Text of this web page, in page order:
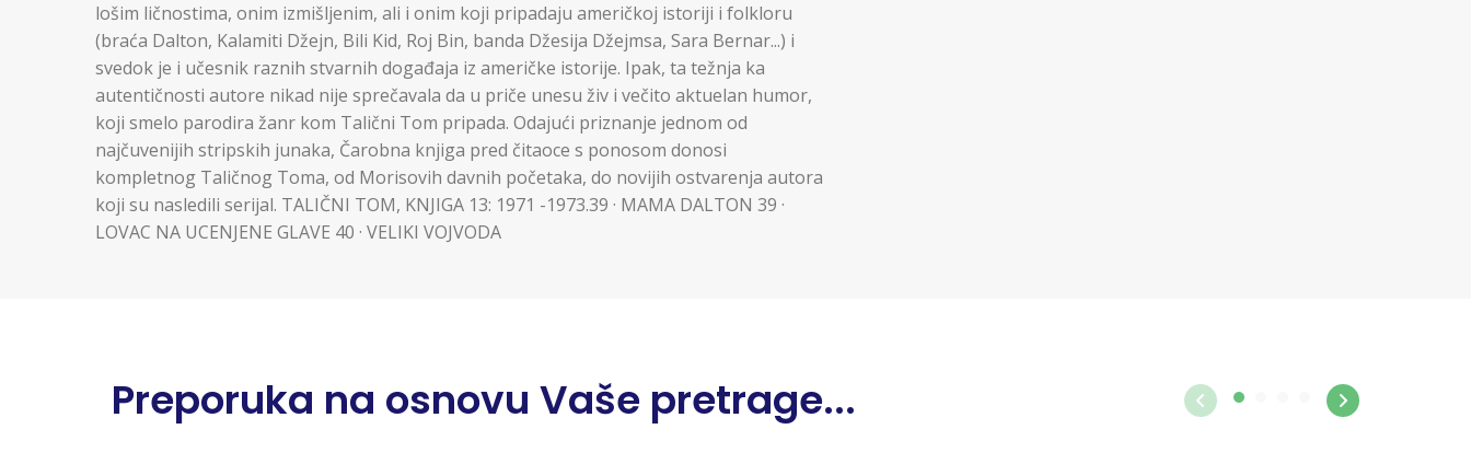
lošim ličnostima, onim izmišljenim, ali i onim koji pripadaju američkoj istoriji i folkloru
(braća Dalton, Kalamiti Džejn, Bili Kid, Roj Bin, banda Džesija Džejmsa, Sara Bernar...) i
svedok je i učesnik raznih stvarnih događaja iz američke istorije. Ipak, ta težnja ka
autentičnosti autore nikad nije sprečavala da u priče unesu živ i večito aktuelan humor,
koji smelo parodira žanr kom Talični Tom pripada. Odajući priznanje jednom od
najčuvenijih stripskih junaka, Čarobna knjiga pred čitaoce s ponosom donosi
kompletnog Taličnog Toma, od Morisovih davnih početaka, do novijih ostvarenja autora
koji su nasledili serijal. TALIČNI TOM, KNJIGA 13: 1971 -1973.39 · MAMA DALTON 39 ·
LOVAC NA UCENJENE GLAVE 40 · VELIKI VOJVODA
Preporuka na osnovu Vaše pretrage...